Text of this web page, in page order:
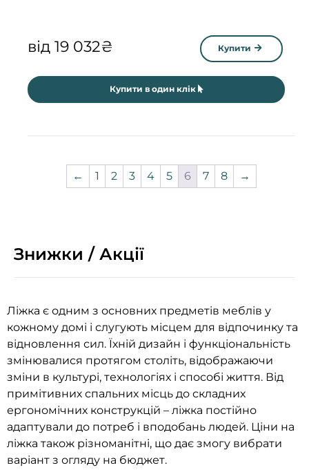
від 19 032₴ Купити
Купити в один клік
← 1 2 3 4 5 6 7 8 →
Знижки / Акції
Ліжка є одним з основних предметів меблів у
кожному домі і слугують місцем для відпочинку та
відновлення сил. Їхній дизайн і функціональність
змінювалися протягом століть, відображаючи
зміни в культурі, технологіях і способі життя. Від
примітивних спальних місць до складних
ергономічних конструкцій – ліжка постійно
адаптували до потреб і вподобань людей. Ціни на
ліжка також різноманітні, що дає змогу вибрати
варіант з огляду на бюджет.